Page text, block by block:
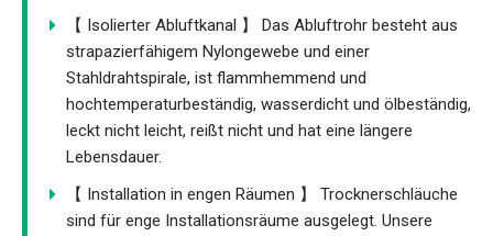
【 Isolierter Abluftkanal 】 Das Abluftrohr besteht aus
strapazierfähigem Nylongewebe und einer
Stahldrahtspirale, ist flammhemmend und
hochtemperaturbeständig, wasserdicht und ölbeständig,
leckt nicht leicht, reißt nicht und hat eine längere
Lebensdauer.
【 Installation in engen Räumen 】 Trocknerschläuche
sind für enge Installationsräume ausgelegt. Unsere